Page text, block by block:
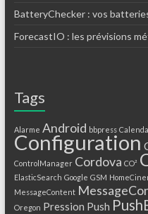
BatteryChecker : vos
ForecastIO : les prévisions
Tags
Alarme Android bbpress
Configuration
ControlManager Cordova CO²
ElasticSearch Google GSM
MessageContent
Oregon Pression Push